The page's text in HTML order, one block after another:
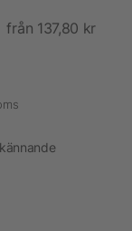
från 137,80 kr